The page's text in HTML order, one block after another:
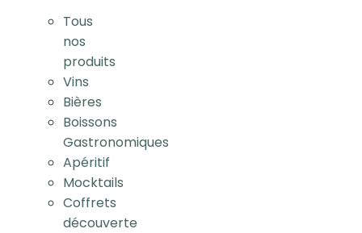
Tous
nos
produits
Vins
Bières
Boissons
Gastronomiques
Apéritif
Mocktails
Coffrets
découverte